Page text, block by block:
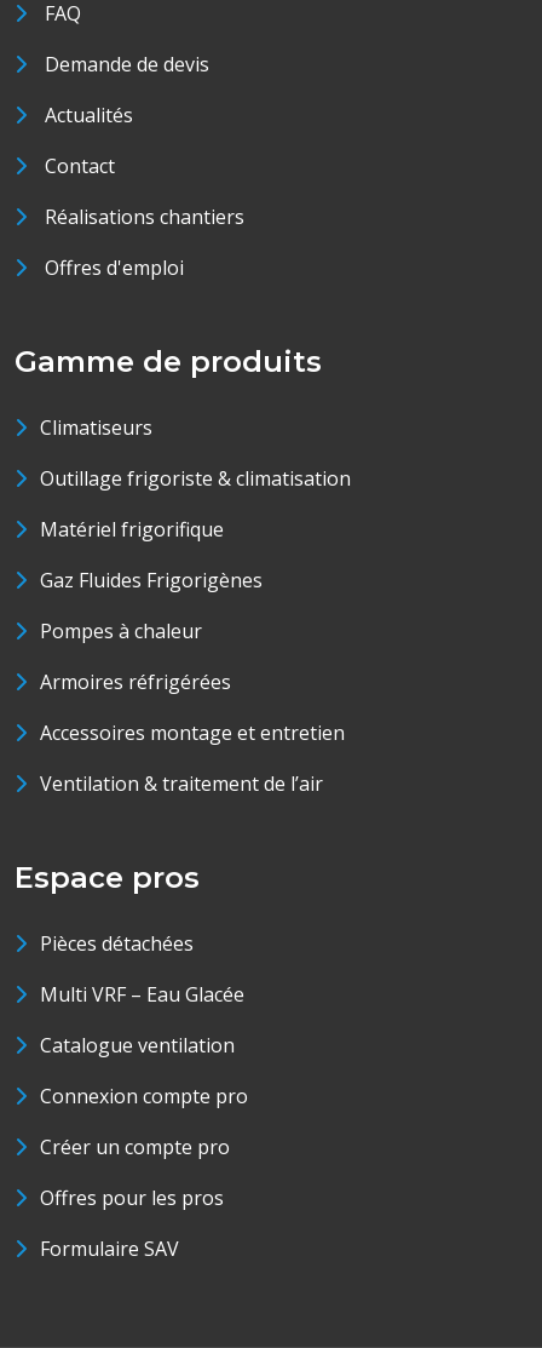
FAQ
Demande de devis
Actualités
Contact
Réalisations chantiers
Offres d'emploi
Gamme de produits
Climatiseurs
Outillage frigoriste & climatisation
Matériel frigorifique
Gaz Fluides Frigorigènes
Pompes à chaleur
Armoires réfrigérées
Accessoires montage et entretien
Ventilation & traitement de l’air
Espace pros
Pièces détachées
Multi VRF – Eau Glacée
Catalogue ventilation
Connexion compte pro
Créer un compte pro
Offres pour les pros
Formulaire SAV